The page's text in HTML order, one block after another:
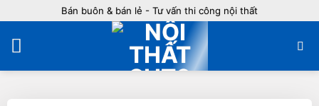
nội
dung
Bán buôn & bán lẻ - Tư vấn thi công nội thất